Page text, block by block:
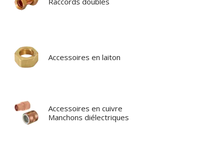
Accessoires en laiton
Accessoires en cuivre
Manchons diélectriques